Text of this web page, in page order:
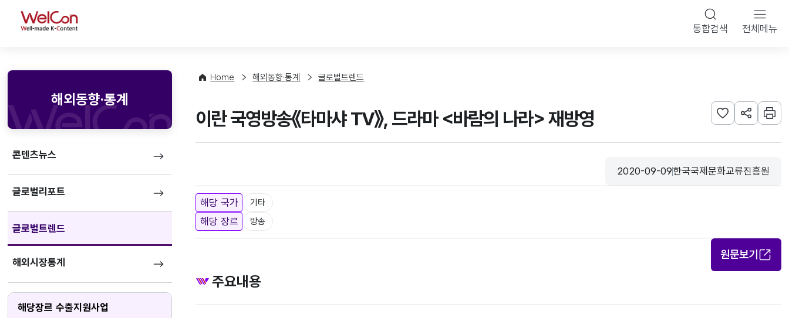
WelCon 통합검색 전체메뉴
해외동향·통계
콘텐츠뉴스
글로벌리포트
글로벌트렌드
해외시장통계
해당장르 수출지원사업
Home 해외동향·통계 글로벌트렌드
이란 국영방송《타마샤 TV》, 드라마 <바람의 나라> 재방영 관심사 등록하기
URL 공유하
인쇄
등록일
2020-09-09
수집기관
한국국제문화교류진흥원
해당 국가 기타
해당 장르 방송
원문보기
주요내용